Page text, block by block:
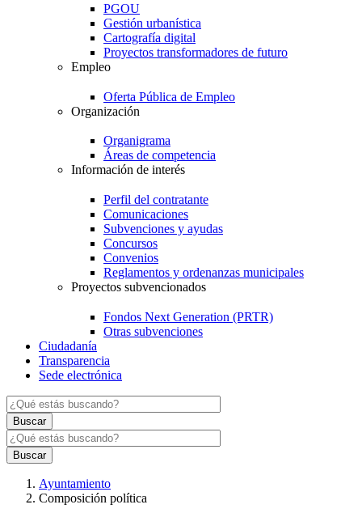
PGOU
Gestión urbanística
Cartografía digital
Proyectos transformadores de futuro
Empleo
Oferta Pública de Empleo
Organización
Organigrama
Áreas de competencia
Información de interés
Perfil del contratante
Comunicaciones
Subvenciones y ayudas
Concursos
Convenios
Reglamentos y ordenanzas municipales
Proyectos subvencionados
Fondos Next Generation (PRTR)
Otras subvenciones
Ciudadanía
Transparencia
Sede electrónica
Ayuntamiento
Composición política